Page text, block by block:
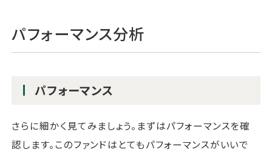
パフォーマンス分析
パフォーマンス
さらに細かく見てみましょう。まずはパフォーマンスを確
認します。このファンドはとてもパフォーマンスがいいで